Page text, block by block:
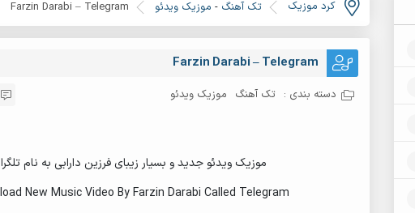
کرد موزیک تک آهنگ - موزیک ویدئو Farzin Darabi – Telegram
Farzin Darabi – Telegram
دسته بندی : تک آهنگ موزیک ویدئو
موزیک ویدئو جدید و بسیار زیبای فرزین دارابی به نام
New Music Video By Farzin Darabi Called Telegram